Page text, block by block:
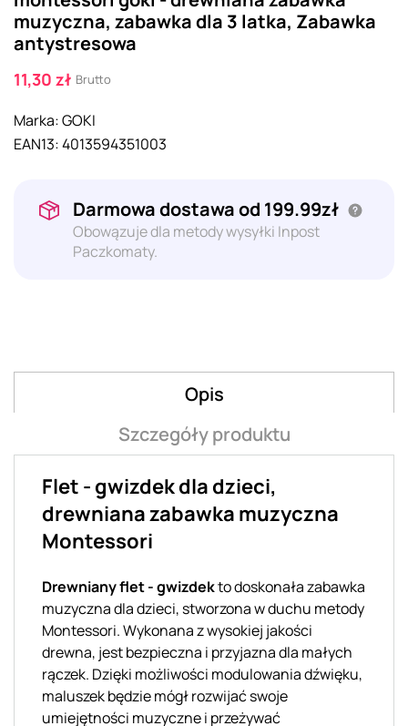
muzyczna, zabawka dla 3 latka, Zabawka
antystresowa
11,30 zł Brutto
Marka:GOKI
EAN13:4013594351003
Darmowa dostawa od 199.99zł
Obowązuje dla metody wysyłki Inpost
Paczkomaty.
Opis
Szczegóły produktu
Flet - gwizdek dla dzieci,
drewniana zabawka muzyczna
Montessori
Drewniany flet - gwizdekto doskonała zabawka
muzyczna dla dzieci, stworzona w duchu metody
Montessori. Wykonana z wysokiej jakości
drewna, jest bezpieczna i przyjazna dla małych
rączek. Dzięki możliwości modulowania dźwięku,
maluszek będzie mógł rozwijać swoje
umiejętności muzyczne i przeżywać